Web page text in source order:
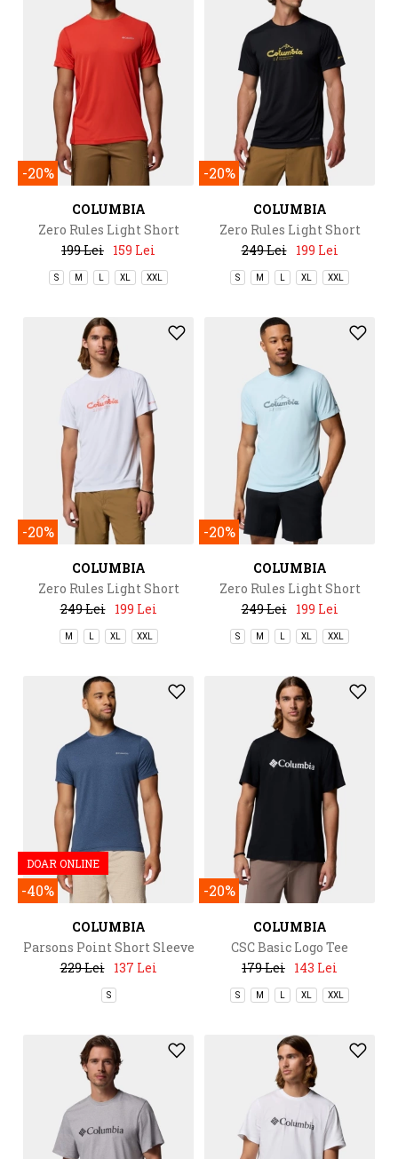
-20%
COLUMBIA
Zero Rules Light Short
Sleeve Crew
199 Lei 159 Lei
S M XL XXL
-20%
COLUMBIA
Zero Rules Light Short
Sleeve Graphic Crew
249 Lei 199 Lei
S M XL XXL
-20%
COLUMBIA
Zero Rules Light Short
Sleeve Graphic Crew
249 Lei 199 Lei
M XL XXL
-20%
COLUMBIA
Zero Rules Light Short
Sleeve Graphic Crew
249 Lei 199 Lei
S M XL XXL
DOAR ONLINE
-40%
COLUMBIA
Parsons Point Short Sleeve
Logo Tee
229 Lei 137 Lei
S
-20%
COLUMBIA
CSC Basic Logo Tee
179 Lei 143 Lei
S M XL XXL